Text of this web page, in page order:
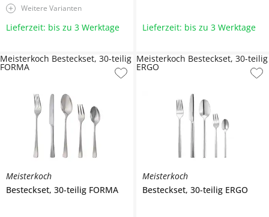
Weitere Varianten
Lieferzeit: bis zu 3 Werktage Lieferzeit: bis zu 3 Werktage
Meisterkoch
Besteckset, 30-teilig FORMA
Meisterkoch Besteckset, 30-teilig
FORMA
Meisterkoch
Besteckset, 30-teilig ERGO
Meisterkoch Besteckset, 30-teilig
ERGO